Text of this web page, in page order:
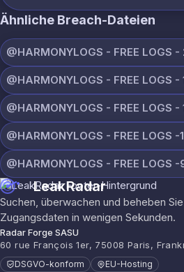
Ähnliche Breach-Dateien
LeakRadar
Suchen, überwachen und beheben
Zugangsdaten in wenigen Sekunden.
Radar Forge SASU
60 rue François 1er, 75008 Paris,
DSGVO-konform EU-Hosting